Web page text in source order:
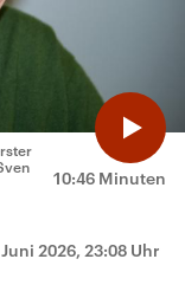
10:46 Minuten
2026, 23:08 Uhr